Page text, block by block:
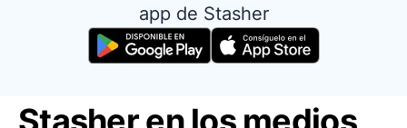
app de Stasher